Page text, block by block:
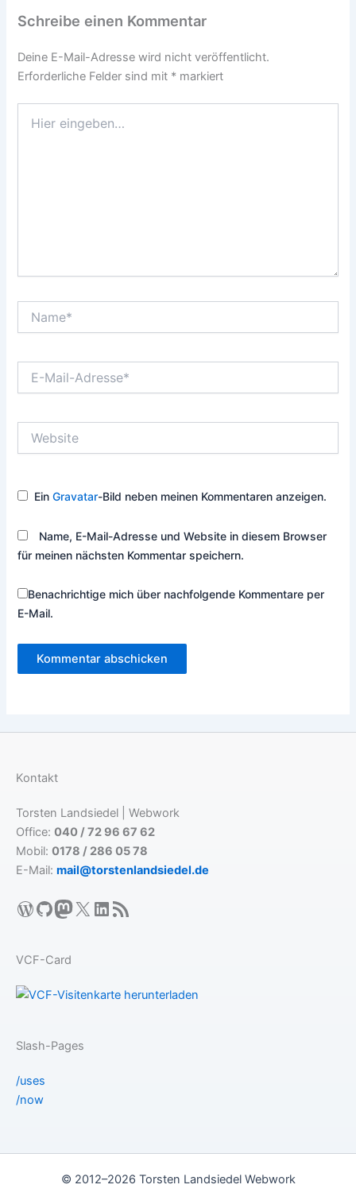
Schreibe einen Kommentar
Deine E-Mail-Adresse wird nicht veröffentlicht.
Erforderliche Felder sind mit * markiert
eingeben…
Mail-
EinGravatar-Bild neben meinen Kommentaren anzeigen.
Name, E-Mail-Adresse und Website in diesem Browser
für meinen nächsten Kommentar speichern.
Benachrichtige mich über nachfolgende Kommentare per
E-Mail.
Kontakt
Torsten Landsiedel | Webwork
Office: 040 / 72 96 67 62
Mobil: 0178 / 286 05 78
E-Mail: mail@torstenlandsiedel.de
WordPress
GitHub
Mastodon
X LinkedIn
RSS-Feed
VCF-Card
Slash-Pages
/uses
/now
© 2012–2026 Torsten Landsiedel Webwork